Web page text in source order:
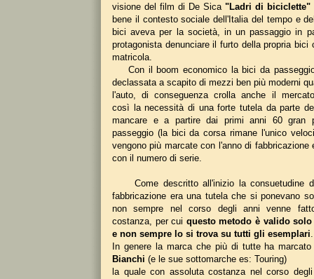
visione del film di De Sica "Ladri di biciclette"
bene il contesto sociale dell'Italia del tempo e
bici aveva per la società, in un passaggio in
protagonista denunciare il furto della propria bici
matricola.
Con il boom economico la bici da
declassata a scapito di mezzi ben più moderni
l'auto, di conseguenza crolla anche il
così la necessità di una forte tutela da parte
mancare e a partire dai primi anni 60 gran
passeggio (la bici da corsa rimane l'unico
vengono più marcate con l'anno di fabbricazione
con il numero di serie.
Come descritto all'inizio la consuetudine
fabbricazione era una tutela che si ponevano
non sempre nel corso degli anni venne
costanza, per cui questo metodo è valido
e non sempre lo si trova su tutti gli esemplari
In genere la marca che più di tutte ha
Bianchi (e le sue sottomarche es: Touring)
la quale con assoluta costanza nel corso